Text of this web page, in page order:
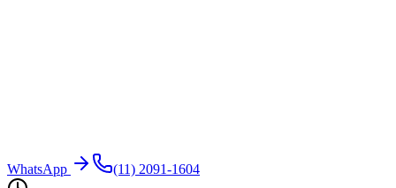
WhatsApp (11) 2091-1604